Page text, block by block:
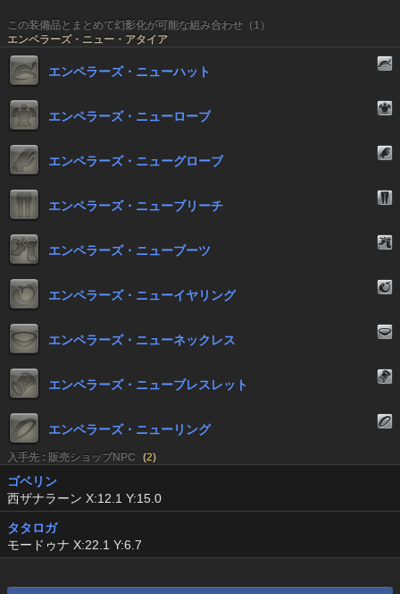
この装備品とまとめて幻影化が可能な組み合わせ（1）
エンペラーズ・ニュー・アタイア
エンペラーズ・ニューハット
エンペラーズ・ニューローブ
エンペラーズ・ニューグローブ
エンペラーズ・ニューブリーチ
エンペラーズ・ニューブーツ
エンペラーズ・ニューイヤリング
エンペラーズ・ニューネックレス
エンペラーズ・ニューブレスレット
エンペラーズ・ニューリング
入手先 : 販売ショップNPC (2)
ゴベリン
西ザナラーン X:12.1 Y:15.0
タタロガ
モードゥナ X:22.1 Y:6.7